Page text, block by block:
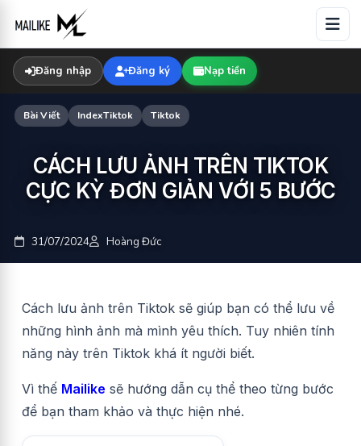
content
Đăng nhập Đăng ký Nạp tiền
Bài Viết IndexTiktok Tiktok
CÁCH LƯU ẢNH TRÊN TIKTOK
CỰC KỲ ĐƠN GIẢN VỚI 5 BƯỚC
31/07/2024 Hoàng Đức
Cách lưu ảnh trên Tiktok sẽ giúp bạn có thể lưu về
những hình ảnh mà mình yêu thích. Tuy nhiên tính
năng này trên Tiktok khá ít người biết.
Vì thế Mailike sẽ hướng dẫn cụ thể theo từng bước
để bạn tham khảo và thực hiện nhé.